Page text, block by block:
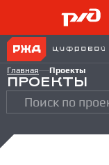
Главная Проекты
ПРОЕКТЫ